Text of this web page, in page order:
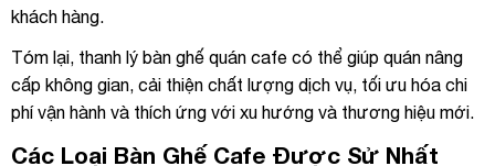
khách hàng.
Tóm lại, thanh lý bàn ghế quán cafe có thể giúp quán nâng
cấp không gian, cải thiện chất lượng dịch vụ, tối ưu hóa chi
phí vận hành và thích ứng với xu hướng và thương hiệu mới.
Các Loại Bàn Ghế Cafe Được Sử Nhất